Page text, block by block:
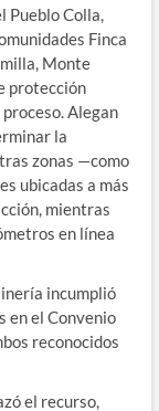
Pueblo Colla,
Finca
Monte
protección
Alegan
la
zonas —como
ubicadas a más
mientras
en línea
incumplió
en el Convenio
reconocidos
el recurso,